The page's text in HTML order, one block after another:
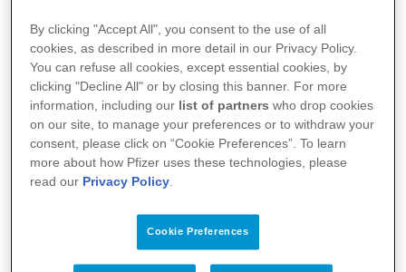
Cardiaca , la nuova iniziativa realizzata da
Pfizer in partnership con le cooperative di
MMG, Medici Milano Centro e Cooperativa
Cure Primarie (FIMMG), perfavorire
l’integrazione tra territorio e ospedale. Un
link volto a migliorare l’assistenza sanitaria
complessiva e assicurare il corretto percorso
diagnostico-terapeutico per le persone con
By clicking "Accept All", you consent to the use of all
cookies, as described in more detail in our Privacy Policy.
You can refuse all cookies, except essential cookies, by
clicking "Decline All" or by closing this banner. For more
information, including our list of partners who drop cookies
on our site, to manage your preferences or to withdraw your
consent, please click on “Cookie Preferences”. To learn
more about how Pfizer uses these technologies, please
read our Privacy Policy.
Cookie Preferences